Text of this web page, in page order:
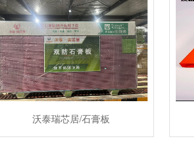
沃泰瑞芯居/石膏板